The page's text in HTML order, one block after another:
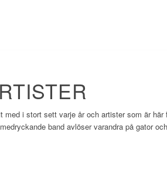
i stort sett varje år och artister som är
band avlöser varandra på gator